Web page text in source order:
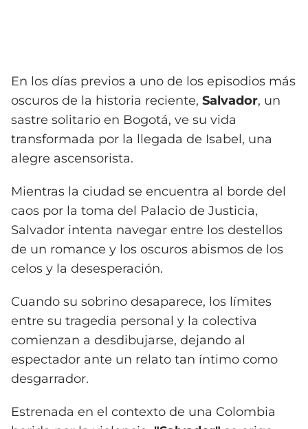
En los días previos a uno de los episodios más
oscuros de la historia reciente, Salvador, un
sastre solitario en Bogotá, ve su vida
transformada por la llegada de Isabel, una
alegre ascensorista.
Mientras la ciudad se encuentra al borde del
caos por la toma del Palacio de Justicia,
Salvador intenta navegar entre los destellos
de un romance y los oscuros abismos de los
celos y la desesperación.
Cuando su sobrino desaparece, los límites
entre su tragedia personal y la colectiva
comienzan a desdibujarse, dejando al
espectador ante un relato tan íntimo como
desgarrador.
Estrenada en el contexto de una Colombia